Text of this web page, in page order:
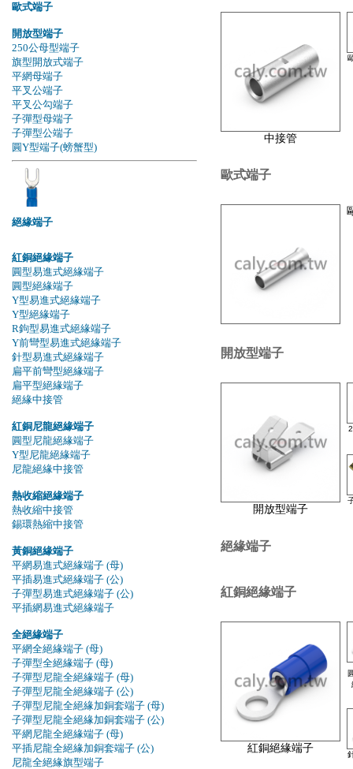
歐式端子
開放型端子
250公母型端子
旗型開放式端子
平網母端子
平叉公端子
平叉公勾端子
子彈型母端子
子彈型公端子
圓Y型端子(螃蟹型)
絕緣端子
紅銅絕緣端子
圓型易進式絕緣端子
圓型絕緣端子
Y型易進式絕緣端子
Y型絕緣端子
R鉤型易進式絕緣端子
Y前彎型易進式絕緣端子
針型易進式絕緣端子
扁平前彎型絕緣端子
扁平型絕緣端子
絕緣中接管
紅銅尼龍絕緣端子
圓型尼龍絕緣端子
Y型尼龍絕緣端子
尼龍絕緣中接管
熱收縮絕緣端子
熱收縮中接管
錫環熱縮中接管
黃銅絕緣端子
平網易進式絕緣端子 (母)
平插易進式絕緣端子 (公)
子彈型易進式絕緣端子 (公)
平插網易進式絕緣端子
全絕緣端子
平網全絕緣端子 (母)
子彈型全絕緣端子 (母)
子彈型尼龍全絕緣端子 (母)
子彈型尼龍全絕緣端子 (公)
子彈型尼龍全絕緣加銅套端子 (母)
子彈型尼龍全絕緣加銅套端子 (公)
平網尼龍全絕緣端子 (母)
平插尼龍全絕緣加銅套端子 (公)
尼龍全絕緣旗型端子
中接管
歐式端子
開放型端子
開放型端子
絕緣端子
紅銅絕緣端子
紅銅絕緣端子